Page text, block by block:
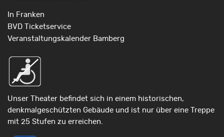
In Franken
BVD Ticketservice
Veranstaltungskalender Bamberg
Unser Theater befindet sich in einem historischen,
denkmalgeschützten Gebäude und ist nur über eine Treppe
mit 25 Stufen zu erreichen.